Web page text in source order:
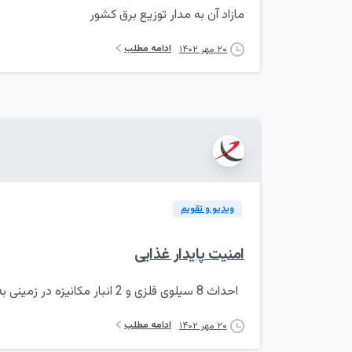
مازاد آن به مدار توزیع برق کشور
۲۰ مهر ۱۴۰۲ ادامه مطلب
ویدیو و تقویم
امنیت پایدار غذایی
احداث 8 سیلوی فلزی و 2 انبار مکانیزه در زمینی به مساحت 4 هکتار و ظرفیت 50 هزار تن
۲۰ مهر ۱۴۰۲ ادامه مطلب